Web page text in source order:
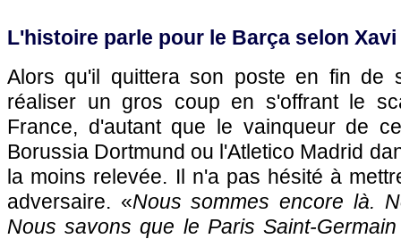
L'histoire parle pour le Barça selon Xavi
Alors qu'il quittera son poste en fin de
réaliser un gros coup en s'offrant le
France, d'autant que le vainqueur de
Borussia Dortmund ou l'Atletico Madrid
la moins relevée. Il n'a pas hésité à
adversaire. «Nous sommes encore là.
Nous savons que le Paris Saint-